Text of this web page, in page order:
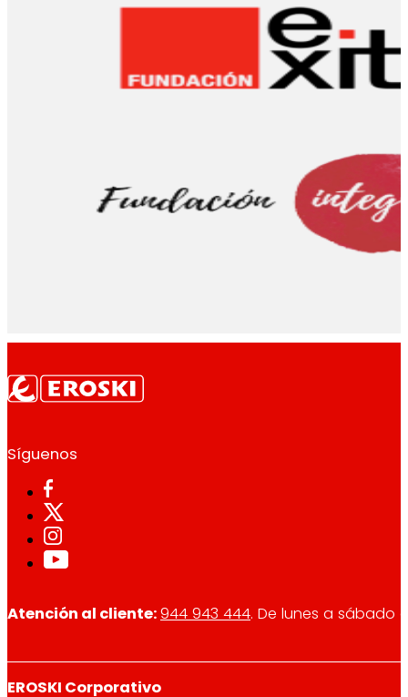
Síguenos
Atención al cliente:944 943 444. De lunes a sábado
EROSKI Corporativo